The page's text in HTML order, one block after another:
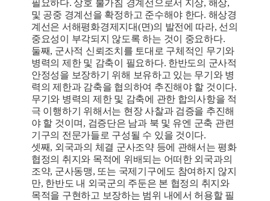
필요하다. 상호 불가침 경계선으로서 지상, 해상,
및 공중 경계선을 확정하고 준수해야 한다. 해상경
계선은 서해평화경제지대(면)의 발전에 따라, 선의
중요성이 부각되지 않도록 하는 것이 중요하다.
둘째, 군사적 신뢰조치를 토대로 구체적인 무기와
병력의 제한 및 감축이 필요하다. 한반도의 군사적
안정성을 보장하기 위해 보유하고 있는 무기와 병
력의 제한과 감축을 협의하여 추진해야 할 것이다.
무기와 병력의 제한 및 감축에 관한 합의사항을 적
극 이행하기 위해서는 현장 사찰과 검증을 추진해
야 할 것이며, 검증단은 남과 북 및 유엔 군축 관련
기구의 전문가들로 구성될 수 있을 것이다.
셋째, 외국과의 체결 군사조약 등에 관해서는 평화
협정의 취지와 목적에 위배되는 어떠한 외국과의
조약, 군사동맹, 또는 국제기구에도 참여하지 않지
만, 한반도 내 외국군의 주둔은 본 협정의 취지와
목적을 구현하고 보장하는 범위 내에서 허용할 필